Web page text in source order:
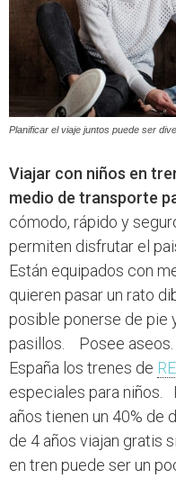
Planificar el viaje juntos puede ser
Viajar con niños en
medio de transporte
cómodo, rápido y
permiten disfrutar el
Están equipados con
quieren pasar un rato
posible ponerse de pie
pasillos. Posee aseos.
España los trenes de
especiales para niños.
años tienen un 40% de
de 4 años viajan gratis
en tren puede ser un